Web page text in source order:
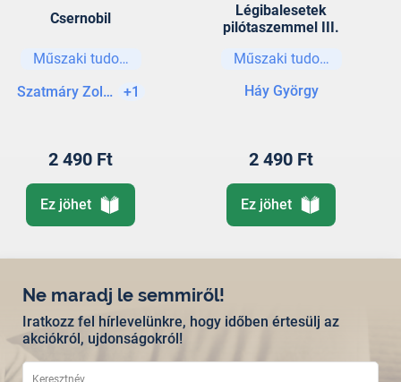
Csernobil
Műszaki tudományok
Szatmáry Zoltán +1
2 490 Ft
Ez jöhet
Légibalesetek
pilótaszemmel III.
Műszaki tudományok
Háy György
2 490 Ft
Ez jöhet
Ne maradj le semmiről!
Iratkozz fel hírlevelünkre, hogy időben értesülj az
akciókról, ujdonságokról!